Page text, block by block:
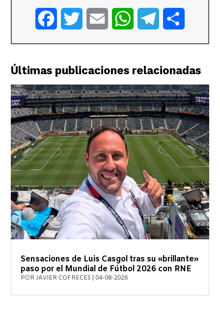
FacebookTwitter Email WhatsAppTelegram
Últimas publicaciones relacionadas
Sensaciones de Luis Casgol tras su «brillante»
paso por el Mundial de Fútbol 2026 con RNE
PORJAVIER COFRECES 04-08-2026